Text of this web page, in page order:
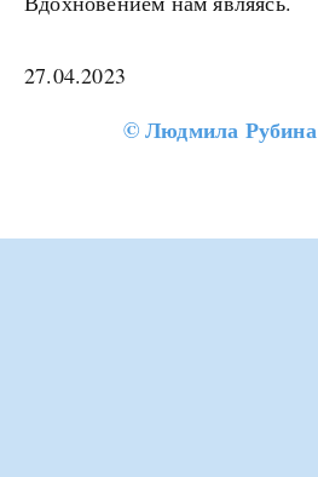
27.04.2023
©Людмила Рубина